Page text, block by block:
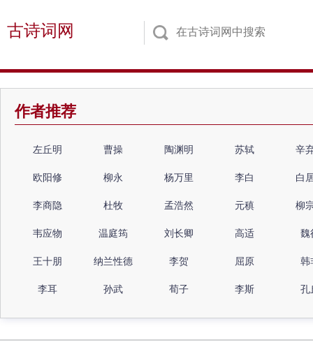
古诗词网
作者推荐
左丘明 曹操 陶渊明 苏轼 辛
欧阳修 柳永 杨万里 李白 白
李商隐 杜牧 孟浩然 元稹 柳
韦应物 温庭筠 刘长卿 高适 魏
王十朋 纳兰性德 李贺 屈原 韩
李耳 孙武 荀子 李斯 孔